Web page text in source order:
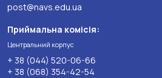
post@navs.edu.ua
Приймальна комісія:
Центральний корпус
+ 38 (044) 520-06-66
+ 38 (068) 354-42-54